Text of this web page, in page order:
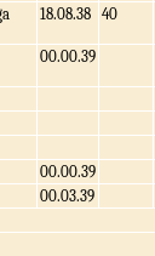
18.08.38 40
00.00.39
00.00.39
00.03.39